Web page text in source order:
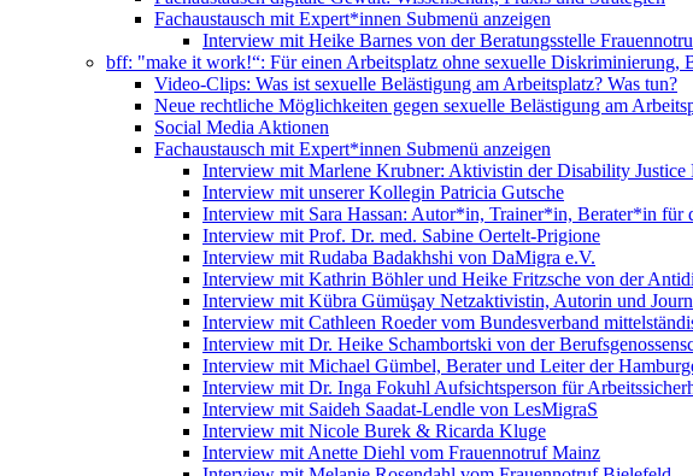
Fachaustausch mit Expert*innen Submenü anzeigen
Interview mit Heike Barnes von der Beratungsstelle
bff: "make it work!“: Für einen Arbeitsplatz ohne sexuelle Diskriminierung,
Video-Clips: Was ist sexuelle Belästigung am Arbeitsplatz? Was tun?
Neue rechtliche Möglichkeiten gegen sexuelle Belästigung am
Social Media Aktionen
Fachaustausch mit Expert*innen Submenü anzeigen
Interview mit Marlene Krubner: Aktivistin der Disability Justice
Interview mit unserer Kollegin Patricia Gutsche
Interview mit Sara Hassan: Autor*in, Trainer*in, Berater*in für
Interview mit Prof. Dr. med. Sabine Oertelt-Prigione
Interview mit Rudaba Badakhshi von DaMigra e.V.
Interview mit Kathrin Böhler und Heike Fritzsche von der
Interview mit Kübra Gümüşay Netzaktivistin, Autorin und
Interview mit Cathleen Roeder vom Bundesverband
Interview mit Dr. Heike Schambortski von der
Interview mit Michael Gümbel, Berater und Leiter der
Interview mit Dr. Inga Fokuhl Aufsichtsperson für
Interview mit Saideh Saadat-Lendle von LesMigraS
Interview mit Nicole Burek & Ricarda Kluge
Interview mit Anette Diehl vom Frauennotruf Mainz